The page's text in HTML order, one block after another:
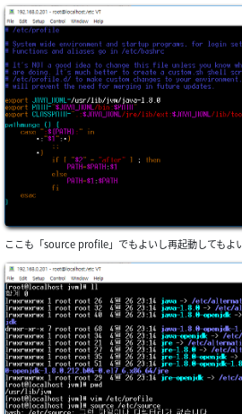
ここも「source profile」でもよいし再起動してもよい